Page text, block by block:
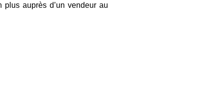
auprès d’un vendeur au